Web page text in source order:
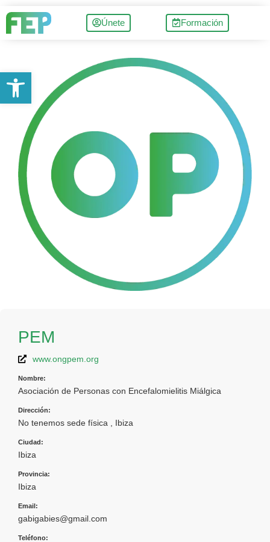
Únete Formación
PEM
www.ongpem.org
Nombre:
Asociación de Personas con Encefalomielitis Miálgica
Dirección:
No tenemos sede física , Ibiza
Ciudad:
Ibiza
Provincia:
Ibiza
Email:
gabigabies@gmail.com
Teléfono:
Abrir barra de herramientas